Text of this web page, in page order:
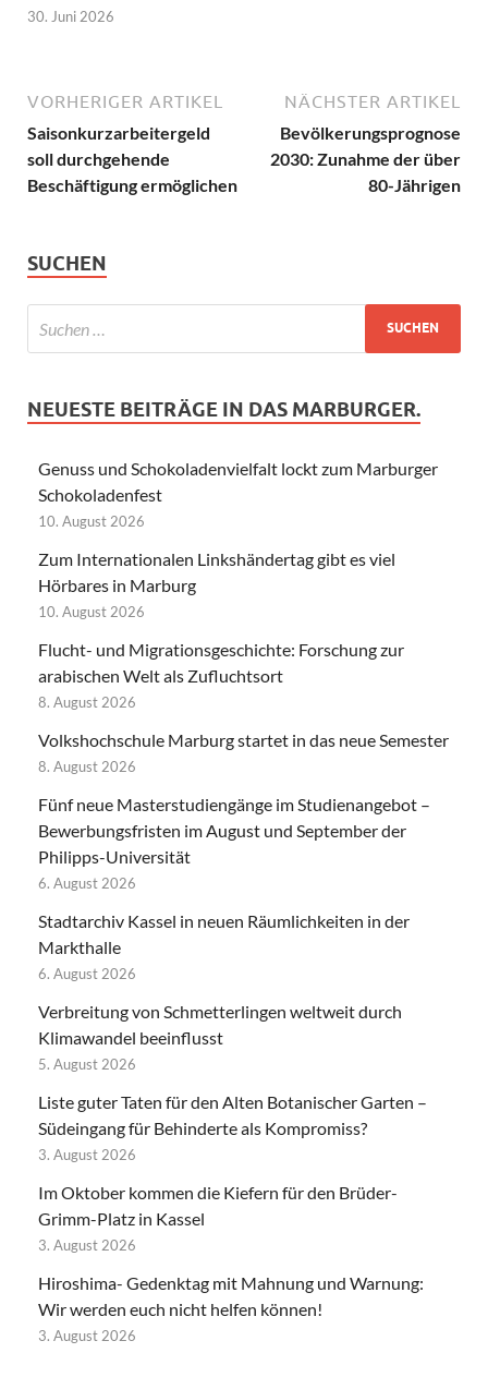
30. Juni 2026
VORHERIGER ARTIKEL
Saisonkurzarbeitergeld
soll durchgehende
Beschäftigung ermöglichen
NÄCHSTER ARTIKEL
Bevölkerungsprognose
2030: Zunahme der über
80-Jährigen
SUCHEN
NEUESTE BEITRÄGE IN DAS MARBURGER.
Genuss und Schokoladenvielfalt lockt zum Marburger
Schokoladenfest
10. August 2026
Zum Internationalen Linkshändertag gibt es viel
Hörbares in Marburg
10. August 2026
Flucht- und Migrationsgeschichte: Forschung zur
arabischen Welt als Zufluchtsort
8. August 2026
Volkshochschule Marburg startet in das neue Semester
8. August 2026
Fünf neue Masterstudiengänge im Studienangebot –
Bewerbungsfristen im August und September der
Philipps-Universität
6. August 2026
Stadtarchiv Kassel in neuen Räumlichkeiten in der
Markthalle
6. August 2026
Verbreitung von Schmetterlingen weltweit durch
Klimawandel beeinflusst
5. August 2026
Liste guter Taten für den Alten Botanischer Garten –
Südeingang für Behinderte als Kompromiss?
3. August 2026
Im Oktober kommen die Kiefern für den Brüder-
Grimm-Platz in Kassel
3. August 2026
Hiroshima- Gedenktag mit Mahnung und Warnung:
Wir werden euch nicht helfen können!
3. August 2026